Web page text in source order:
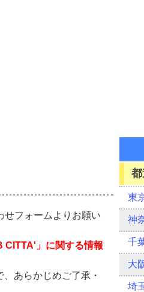
せフォームよりお願い
CITTA'」に関する情報
あらかじめご了承・
東
神
千
大
埼